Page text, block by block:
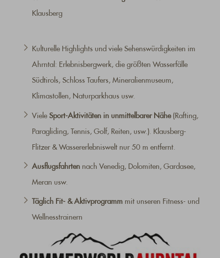
Klausberg
Kulturelle Highlights und viele Sehenswürdigkeiten im
Ahrntal: Erlebnisbergwerk, die größten Wasserfälle
Südtirols, Schloss Taufers, Mineralienmuseum,
Klimastollen, Naturparkhaus usw.
VieleSport-Aktivitäten in unmittelbarer Nähe(Rafting,
Paragliding, Tennis, Golf, Reiten, usw.). Klausberg-
Flitzer & Wassererlebniswelt nur 50 m entfernt.
Ausflugsfahrten nach Venedig, Dolomiten, Gardasee,
Meran usw.
Täglich Fit- & Aktivprogramm mit unseren Fitness- und
Wellnesstrainern